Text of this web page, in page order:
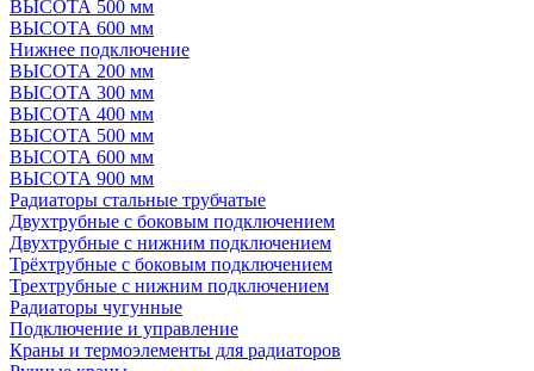
ВЫСОТА 500 мм
ВЫСОТА 600 мм
Нижнее подключение
ВЫСОТА 200 мм
ВЫСОТА 300 мм
ВЫСОТА 400 мм
ВЫСОТА 500 мм
ВЫСОТА 600 мм
ВЫСОТА 900 мм
Радиаторы стальные трубчатые
Двухтрубные с боковым подключением
Двухтрубные с нижним подключением
Трёхтрубные с боковым подключением
Трехтрубные с нижним подключением
Радиаторы чугунные
Подключение и управление
Краны и термоэлементы для радиаторов